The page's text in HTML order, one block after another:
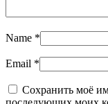
Name *
Email *
Сохранить моё